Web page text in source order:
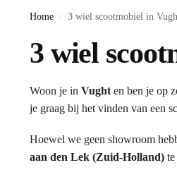
Home / 3 wiel scootmobiel in
3 wiel
Woon je in Vughten ben je op
je graag bij het vinden van een
Hoewel we geen showroom
aan den Lek (Zuid-Holland)te